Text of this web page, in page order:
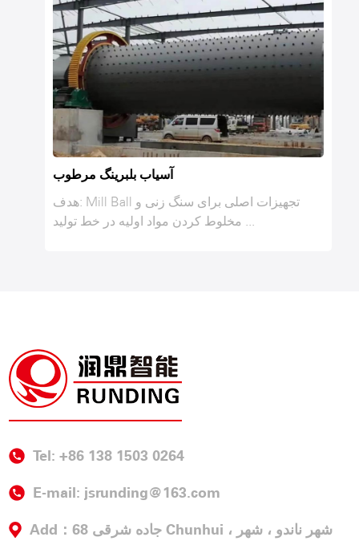
آسیاب بلبرینگ مرطوب
هدف: Mill Ball تجهیزات اصلی برای سنگ زنی و
مخلوط کردن مواد اولیه در خط تولید ...
Tel: +86 138 1503 0264
E-mail: jsrunding@163.com
Add：68 جاده شرقی Chunhui ، شهر ناندو ، شهر